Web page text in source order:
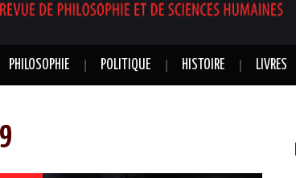
PHILOSOPHIE POLITIQUE HISTOIRE LIVRES